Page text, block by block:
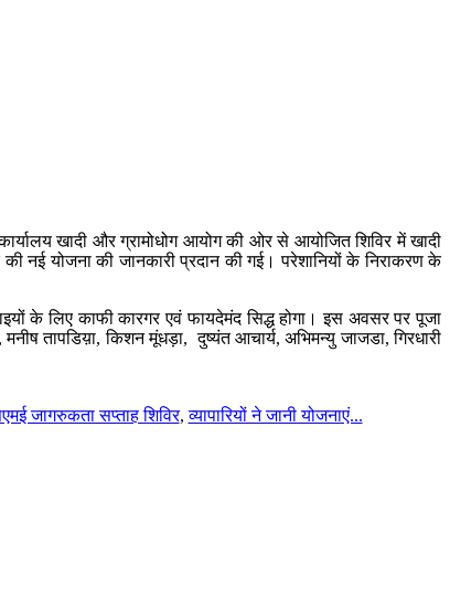
खादी और ग्रामोधोग आयोग की ओर से आयोजित शिविर में खादी
नई योजना की जानकारी प्रदान की गई। परेशानियों के निराकरण के
के लिए काफी कारगर एवं फायदेमंद सिद्ध होगा। इस अवसर पर पूजा
तापडिय़ा, किशन मूंधड़ा, दुष्यंत आचार्य, अभिमन्यु जाजडा, गिरधारी
जागरुकता सप्ताह शिविर,व्यापारियों ने जानी योजनाएं...